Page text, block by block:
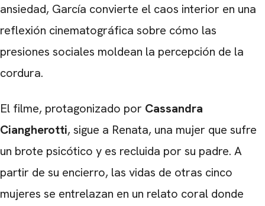
ansiedad, García convierte el caos interior en una
reflexión cinematográfica sobre cómo las
presiones sociales moldean la percepción de la
cordura.
El filme, protagonizado por Cassandra
Ciangherotti, sigue a Renata, una mujer que sufre
un brote psicótico y es recluida por su padre. A
partir de su encierro, las vidas de otras cinco
mujeres se entrelazan en un relato coral donde